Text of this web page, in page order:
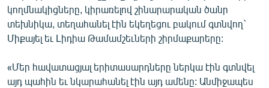
ԲԱՆԱՎԵՃ
ՁԳՏԵԼՈՎ ԼԱՎԱԳՈՒՅՆԻՆ
ՓՈԴՔԱՍԹ
Հայերեն
կողմնակիցները, կիրառելով շինարարական ծանր
տեխնիկա, տեղահանել էին եկեղեցու բակում գտնվող`
Միքայել եւ Lիդիա Թամամշեւների շիրմաքարերը:
«Մեր հավատացյալ երիտասարդները ներկա էին գտնվել
այդ պահին եւ նկարահանել էին այդ ամենը: Անմիջապես